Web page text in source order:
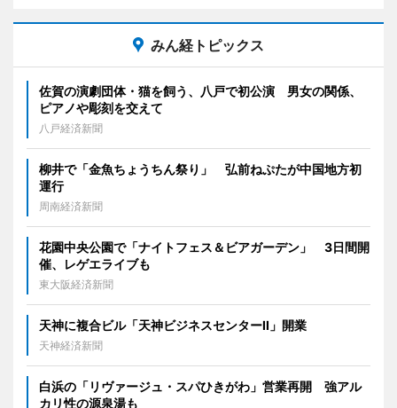
みん経トピックス
佐賀の演劇団体・猫を飼う、八戸で初公演 男女の関係、
ピアノや彫刻を交えて
八戸経済新聞
柳井で「金魚ちょうちん祭り」 弘前ねぷたが中国地方初
運行
周南経済新聞
花園中央公園で「ナイトフェス＆ビアガーデン」 3日間開
催、レゲエライブも
東大阪経済新聞
天神に複合ビル「天神ビジネスセンターII」開業
天神経済新聞
白浜の「リヴァージュ・スパひきがわ」営業再開 強アル
カリ性の源泉湯も